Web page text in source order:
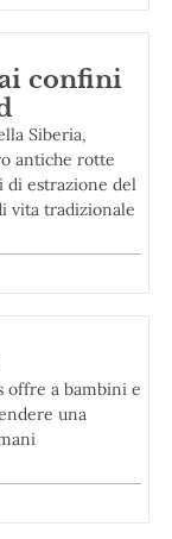
confini
Siberia,
antiche rotte
estrazione del
vita tradizionale
offre a bambini e
una